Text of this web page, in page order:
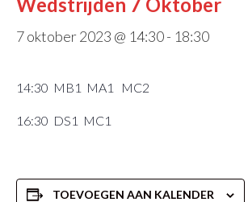
7 oktober 2023 @ 14:30- 18:30
14:30 MB1 MA1 MC2
16:30 DS1 MC1
TOEVOEGEN AAN KALENDER